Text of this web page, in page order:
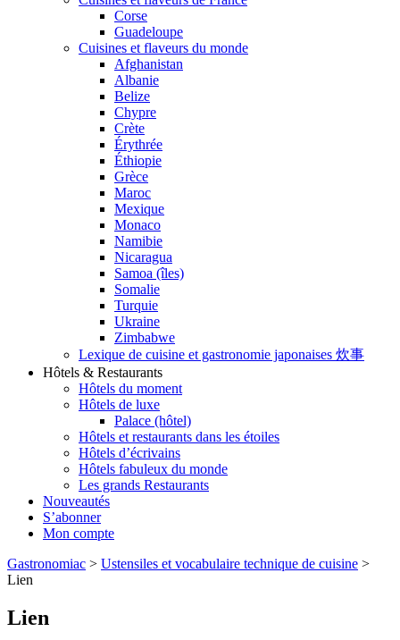
Corse
Guadeloupe
Cuisines et flaveurs du monde
Afghanistan
Albanie
Belize
Chypre
Crète
Érythrée
Éthiopie
Grèce
Maroc
Mexique
Monaco
Namibie
Nicaragua
Samoa (îles)
Somalie
Turquie
Ukraine
Zimbabwe
Lexique de cuisine et gastronomie japonaises 炊事
Hôtels & Restaurants
Hôtels du moment
Hôtels de luxe
Palace (hôtel)
Hôtels et restaurants dans les étoiles
Hôtels d’écrivains
Hôtels fabuleux du monde
Les grands Restaurants
Nouveautés
S’abonner
Mon compte
Gastronomiac > Ustensiles et vocabulaire technique de cuisine >
Lien
Lien